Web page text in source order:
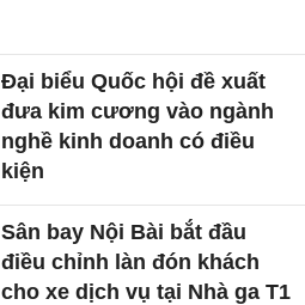
Đại biểu Quốc hội đề xuất
đưa kim cương vào ngành
nghề kinh doanh có điều
kiện
Sân bay Nội Bài bắt đầu
điều chỉnh làn đón khách
cho xe dịch vụ tại Nhà ga T1